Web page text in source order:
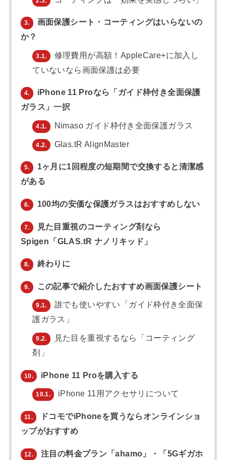
3.
画面保護シート・コーティングはいらないの
か？
3.1.
修理費用が高額！AppleCare+に加入し
ていないなら画面保護は必要
4.
iPhone 11 Proなら「ガイド枠付き全面保護
ガラス」一択
4.1. Nimaso ガイド枠付き全面保護ガラス
4.2. Glas.tR AlignMaster
5.
1ヶ月に1回程度の短期間で交換すると清潔感
がある
6. 100均の安価な保護ガラスはおすすめしない
7.
見た目重視のコーティング剤なら
Spigen「GLAS.tR ナノリキッド」
8. 終わりに
9. この記事で紹介したおすすめ画面保護シート
9.1.
誰でも使いやすい「ガイド枠付き全面保
護ガラス」
9.2.
見た目を重視するなら「コーティング
剤」
10. iPhone 11 Proを購入する
10.1. iPhone 11用アクセサリについて
11.
ドコモでiPhoneを買うならオンラインショ
ップがおすすめ
12.
注目の料金プラン「ahamo」・「5Gギガホ